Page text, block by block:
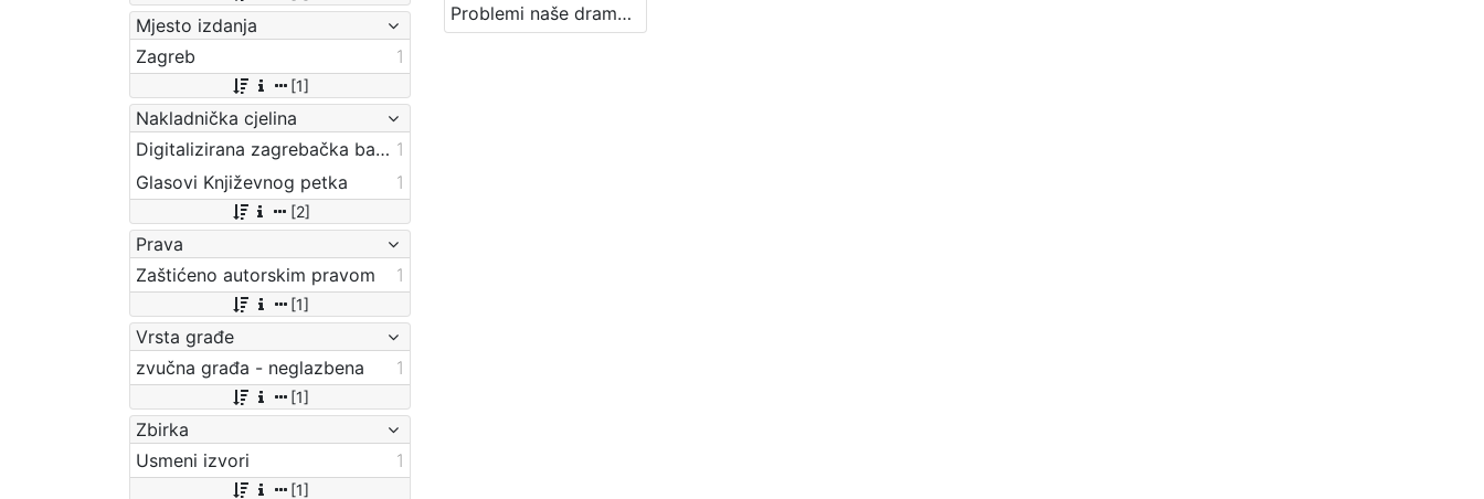
Mjesto izdanja
Zagreb
1
[1]
Nakladnička cjelina
Digitalizirana zagrebačka baština 1
Glasovi Književnog petka
1
[2]
Prava
Zaštićeno autorskim pravom
1
[1]
Vrsta građe
zvučna građa - neglazbena
1
[1]
Zbirka
Usmeni izvori
1
[1]
Problemi naše drame : Književni petak, 11. 3. 1960., Radnički dom, dvorana H / govori Branko Kreft ; urednica Vera Mudri-Škunca